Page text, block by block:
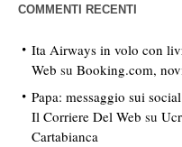
COMMENTI RECENTI
Ita Airways in volo con
Web su Booking.com,
Papa: messaggio sui
Il Corriere Del Web su
Cartabianca